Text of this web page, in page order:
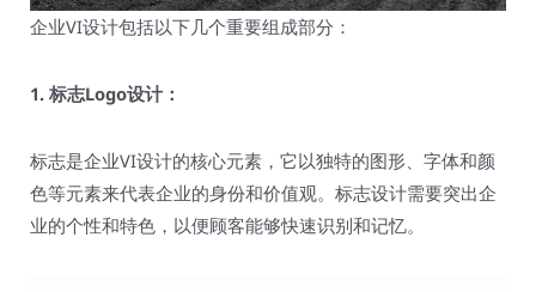
企业VI设计包括以下几个重要组成部分：
1. 标志Logo设计：
标志是企业VI设计的核心元素，它以独特的图形、字体和颜
色等元素来代表企业的身份和价值观。标志设计需要突出企
业的个性和特色，以便顾客能够快速识别和记忆。